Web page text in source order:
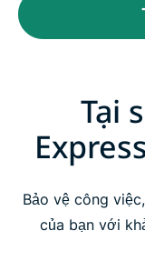
Tại
Bảo vệ công
của bạn với